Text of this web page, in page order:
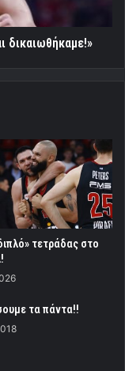
δικαιωθήκαμε!»
τετράδας στο
τα πάντα!!